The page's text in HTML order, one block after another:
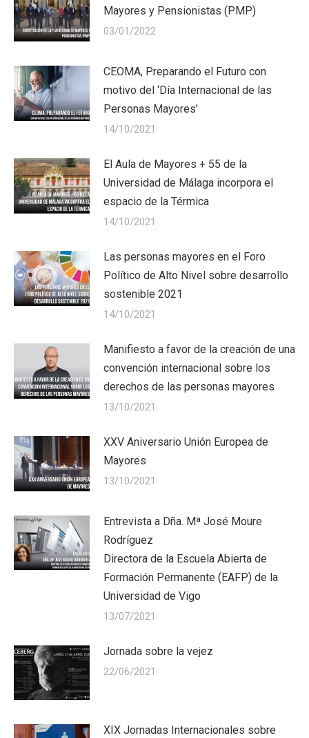
Mayores y Pensionistas (PMP)
03/01/2022
CEOMA, Preparando el Futuro con
motivo del ‘Día Internacional de las
Personas Mayores’
14/10/2021
El Aula de Mayores + 55 de la
Universidad de Málaga incorpora el
espacio de la Térmica
14/10/2021
Las personas mayores en el Foro
Político de Alto Nivel sobre desarrollo
sostenible 2021
14/10/2021
Manifiesto a favor de la creación de una
convención internacional sobre los
derechos de las personas mayores
13/10/2021
XXV Aniversario Unión Europea de
Mayores
13/10/2021
Entrevista a Dña. Mª José Moure
Rodríguez
Directora de la Escuela Abierta de
Formación Permanente (EAFP) de la
Universidad de Vigo
13/07/2021
Jornada sobre la vejez
22/06/2021
XIX Jornadas Internacionales sobre